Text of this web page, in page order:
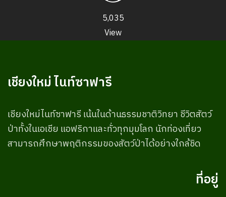
5,035
View
เชียงใหม่ ไนท์ซาฟารี
เชียงใหม่ไนท์ซาฟารี เน้นในด้านธรรมชาติวิทยา ชีวิตสัตว์
ป่าทั้งในเอเชีย แอฟริกาและทั่วทุกมุมโลก นักท่องเที่ยว
สามารถศึกษาพฤติกรรมของสัตว์ป่าได้อย่างใกล้ชิด
ที่อยู่